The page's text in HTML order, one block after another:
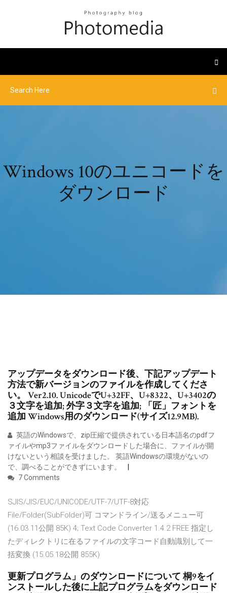
Windows 10のユニコードを
ダウンロード
アップデータをダウンロード後、下記アップデート
方法で新バージョンのファイルを作成してくださ
い。 Ver2.10. UnicodeでU+32FF、U+8322、U+3402の
３文字を追加; 外字３文字を追加; 「匠」フォントを
追加 Windows用のダウンロード(サイズ12.9MB).
英語のWindowsで、zip圧縮で提供されている日本語名のpdfフ
ァイルやmp3ファイルをダウンロードした場合に、ファイルが開
けないという相談を受けました。 英語Windowsの環境がないの
で、調べることができずにいます。
7 Comments
SJIS/JIS/EUC/UNICODE/UTF-7/UTF-8対応
File/Folder(SubFolder)可 コマンドライン/送るメニュー可
(16.03.11公開 85K) 4; Text Code Converter 1.4.2 FREE 指定し
たディレクトリに在るファイルの文字コード自動識別して一
括変換 (15.05.18公開 855K)
更新プログラム」のダウンロードについて 桐9をイ
ンストールした後に上記プログラムをダウンロード